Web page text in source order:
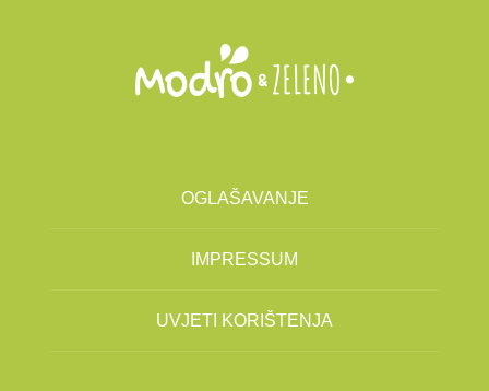
OGLAŠAVANJE
IMPRESSUM
UVJETI KORIŠTENJA